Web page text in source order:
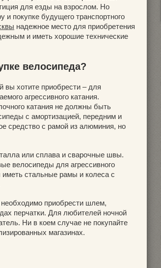
для езды на взрослом. Но
и покупке будущего транспортного
надежное место для приобретения
и иметь хорошие технические
велосипеда?
вы хотите приобрести – для
агрессивного катания.
катания не должны быть
с амортизацией, передним и
средство с рамой из алюминия, но
или сплава и сварочные швы.
велосипеды для агрессивного
иметь стальные рамы и колеса с
необходимо приобрести шлем,
перчатки. Для любителей ночной
Ни в коем случае не покупайте
магазинах.